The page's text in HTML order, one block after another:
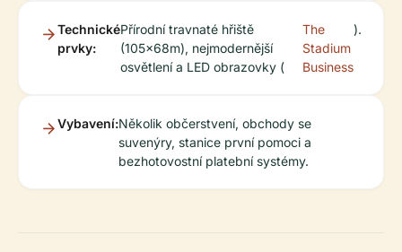
Technické
prvky:
Přírodní travnaté hřiště
(105x68m), nejmodernější
osvětlení a LED obrazovky (
The
Stadium
Business
).
Vybavení:Několik občerstvení, obchody se
suvenýry, stanice první pomoci a
bezhotovostní platební systémy.